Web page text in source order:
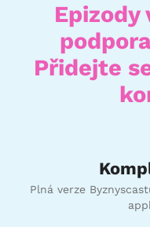
Epizody
Přidejte
Plná verze